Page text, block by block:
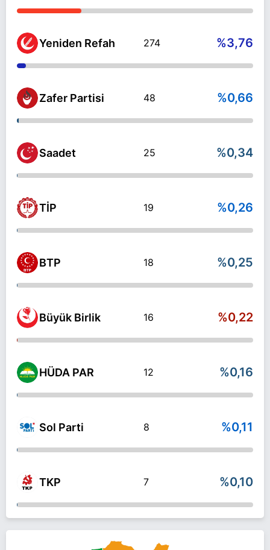
Yeniden Refah 274 %3,76
Zafer Partisi 48 %0,66
Saadet 25 %0,34
TİP 19 %0,26
BTP 18 %0,25
Büyük Birlik 16 %0,22
HÜDA PAR 12 %0,16
Sol Parti 8 %0,11
TKP 7 %0,10